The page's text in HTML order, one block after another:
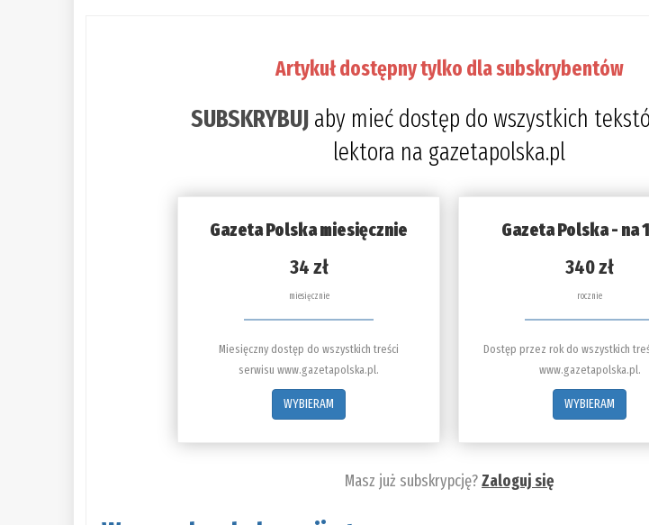
Artykuł dostępny tylko dla subskrybentów
SUBSKRYBUJ aby mieć dostęp do wszystkich
lektora na gazetapolska.pl
Gazeta Polska miesięcznie
34 zł
miesięcznie
Miesięczny dostęp do wszystkich treści
serwisu www.gazetapolska.pl.
WYBIERAM
Gazeta Polska - na
340 zł
rocznie
Dostęp przez rok do wszystkich
www.gazetapolska.pl.
WYBIERAM
Masz już subskrypcję?Zaloguj się